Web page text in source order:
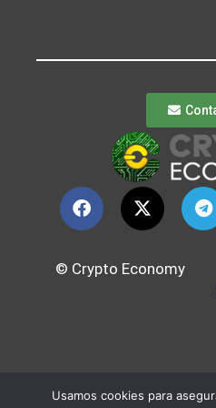
© Crypto Economy
Usamos cookies para